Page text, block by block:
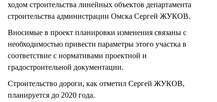
ходом строительства линейных объектов департамента
строительства администрации Омска Сергей ЖУКОВ.
Вносимые в проект планировки изменения связаны с
необходимостью привести параметры этого участка в
соответствие с нормативами проектной и
градостроительной документации.
Строительство дороги, как отметил Сергей ЖУКОВ,
планируется до 2020 года.